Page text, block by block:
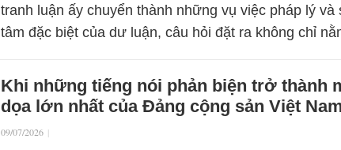
tranh luận ấy chuyển thành những vụ việc pháp lý và
tâm đặc biệt của dư luận, câu hỏi đặt ra không chỉ
Khi những tiếng nói phản biện trở thành
dọa lớn nhất của Đảng cộng sản Việt
09/07/2026 |